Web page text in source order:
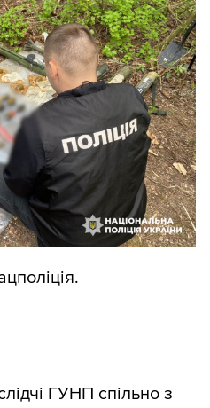
ГУНП спільно з